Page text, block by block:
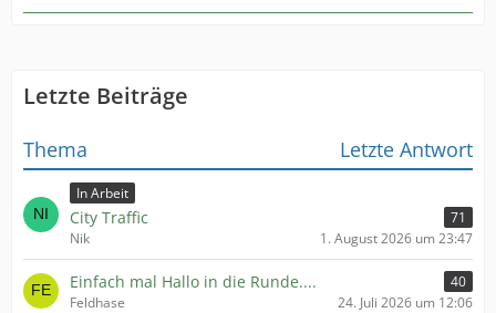
Letzte Beiträge
Thema Letzte Antwort
In Arbeit
City Traffic
71
Nik
1. August 2026 um 23:47
Einfach mal Hallo in die Runde....
40
Feldhase
24. Juli 2026 um 12:06